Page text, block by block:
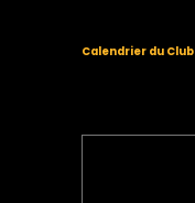
Calendrier du Club